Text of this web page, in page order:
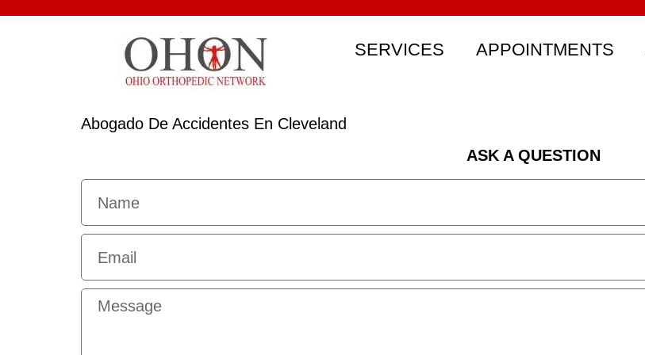
SERVICES APPOINTMENTS
Abogado De Accidentes En Cleveland
ASK A QUESTION